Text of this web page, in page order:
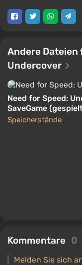
Andere Dateien
Undercover
Need for Speed:
SaveGame
Speicherstände
Kommentare 0
Melden Sie sich